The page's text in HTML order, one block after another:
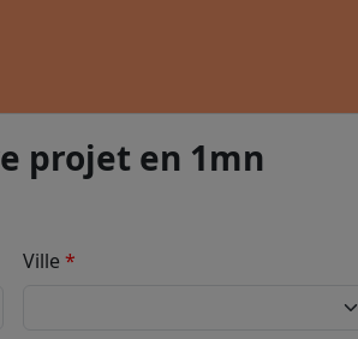
projet en 1mn
Ville